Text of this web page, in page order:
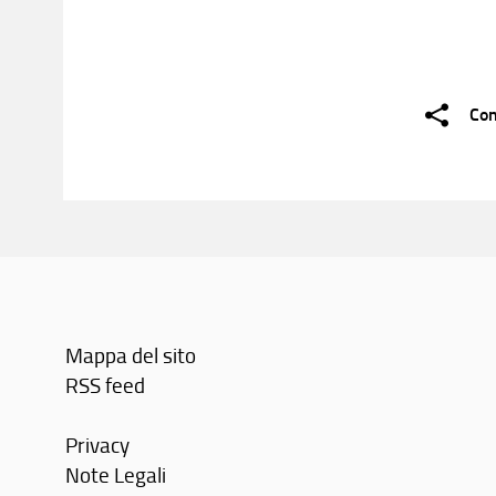
Mappa del sito
RSS feed
Privacy
Note Legali